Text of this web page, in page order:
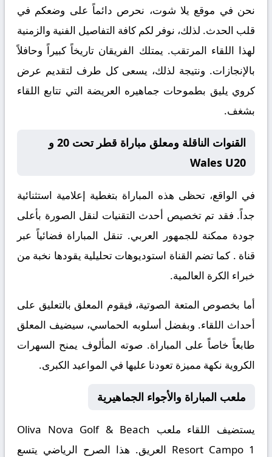
نحن في موقع يلا شوت، نحرص دائماً على وضعكم في
قلب الحدث. لذلك، نوفر لكم كافة التفاصيل الفنية والزمنية
لهذا اللقاء المرتقب. يمتلك الفريقان تاريخاً كبيراً وحافلاً
بالإنجازات. ونتيجة لذلك، يسعى كل طرف لتقديم عرض
كروي يليق بطموحات جماهيره العريضة التي تتابع اللقاء
بشغف.
القنوات الناقلة ومعلق مباراة قطر تحت 20 و
Wales U20
في الواقع، تحظى هذه المباراة بتغطية إعلامية استثنائية
جداً. فقد تم تخصيص أحدث التقنيات لنقل الصورة بأعلى
جودة ممكنة للجمهور العربي. تنقل المباراة فضائياً عبر
قناة . كما تضم القناة استوديوهات تحليلية يقودها نخبة من
خبراء الكرة العالمية.
أما بخصوص المتعة الصوتية، فيقوم المعلق بالتعليق على
أحداث اللقاء. وبفضل أسلوبه الحماسي، سيضيف المعلق
طابعاً خاصاً على المباراة. صوته المألوف يمنح السهرات
الكروية نكهة مميزة تعودنا عليها في المواعيد الكبرى.
ملعب المباراة والأجواء الجماهيرية
يستضيف اللقاء ملعب Oliva Nova Golf & Beach
Resort Campo 1 العريق. هذا الصرح الرياضي يتسع